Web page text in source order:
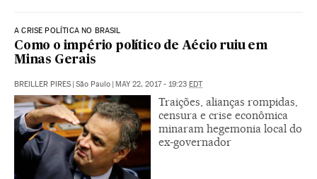
A CRISE POLÍTICA NO BRASIL
Como o império político de Aécio ruiu em
Minas Gerais
BREILLER PIRES | São Paulo | MAY 22, 2017 - 19:23 EDT
Traições, alianças rompidas,
censura e crise econômica
minaram hegemonia local do
ex-governador